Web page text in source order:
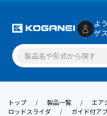
よ
ゲ
トップ 製品一覧 エア
ロッドスライダ
ガイド付ア